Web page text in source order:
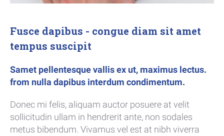
Fusce dapibus - congue diam sit amet
tempus suscipit
Samet pellentesque vallis ex ut, maximus lectus.
from nulla dapibus interdum condimentum.
Donec mi felis, aliquam auctor posuere at velit
sollicitudin ullam in hendrerit ante, non sodales
metus bibendum. Vivamus vel est at nibh viverra